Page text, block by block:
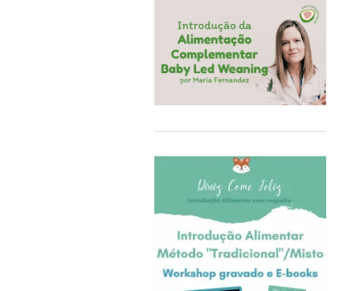
COQ6GRUE
Cra-Z-Art
Crealign
Cubbies
Delphin
DoddleBags
Doidy Cup®
EBULOBO
ECO Brotbox
eco rascals
Educa